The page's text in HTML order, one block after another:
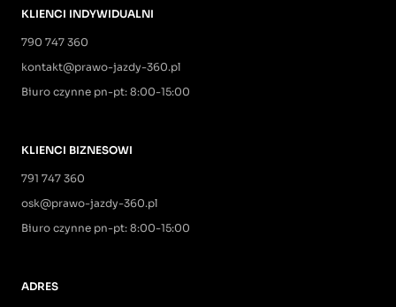
KLIENCI INDYWIDUALNI
790 747 360
kontakt@prawo-jazdy-360.pl
Biuro czynne pn-pt: 8:00-15:00
KLIENCI BIZNESOWI
791 747 360
osk@prawo-jazdy-360.pl
Biuro czynne pn-pt: 8:00-15:00
ADRES